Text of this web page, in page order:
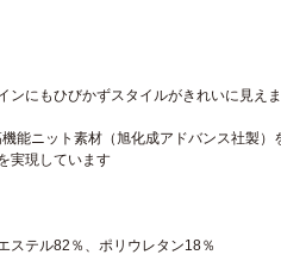
ンにもひびかずスタイルがきれいに見え
能ニット素材（旭化成アドバンス社製）
実現しています
ステル82％、ポリウレタン18％